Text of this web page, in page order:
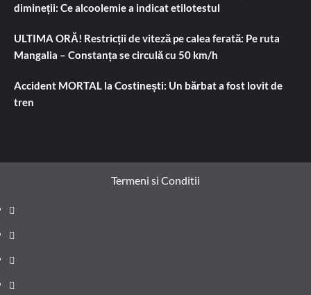
dimineții: Ce alcoolemie a indicat etilotestul
ULTIMA ORĂ! Restricții de viteză pe calea ferată: Pe ruta
Mangalia – Constanța se circulă cu 50 km/h
Accident MORTAL la Costinești: Un bărbat a fost lovit de
tren
Termeni si Conditii
Prima
pagină
Știri
de
ultima
Administrație
locală
Actualitate